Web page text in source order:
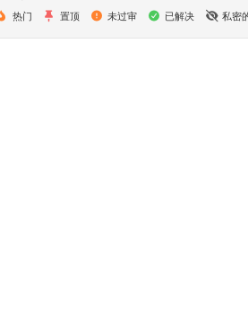
热门 置顶 未过审 已解决 私密